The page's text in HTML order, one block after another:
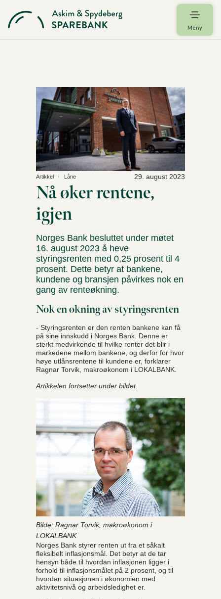
Meny
Artikkel Låne
Nå øker rentene,
igjen
29. august 2023
Norges Bank besluttet under møtet
16. august 2023 å heve
styringsrenten med 0,25 prosent til 4
prosent. Dette betyr at bankene,
kundene og bransjen påvirkes nok en
gang av renteøkning.
Nok en økning av styringsrenten
- Styringsrenten er den renten bankene kan få
på sine innskudd i Norges Bank. Denne er
sterkt medvirkende til hvilke renter det blir i
markedene mellom bankene, og derfor for hvor
høye utlånsrentene til kundene er, forklarer
Ragnar Torvik, makroøkonom i LOKALBANK.
Artikkelen fortsetter under bildet.
Bilde: Ragnar Torvik, makroøkonom i
LOKALBANK
Norges Bank styrer renten ut fra et såkalt
fleksibelt inflasjonsmål. Det betyr at de tar
hensyn både til hvordan inflasjonen ligger i
forhold til inflasjonsmålet på 2 prosent, og til
hvordan situasjonen i økonomien med
aktivitetsnivå og arbeidsledighet er.